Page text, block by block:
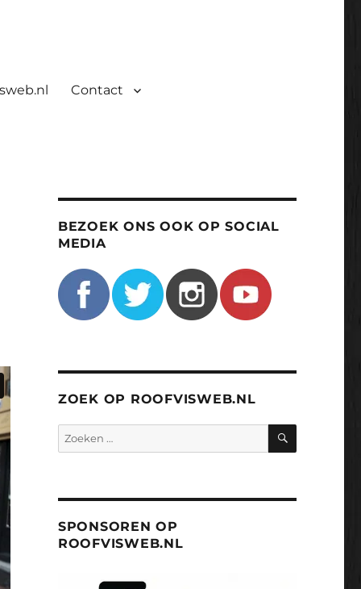
Contact
BEZOEK ONS OOK OP SOCIAL
MEDIA
ZOEK OP ROOFVISWEB.NL
Zoeken
naar:
ZOEKEN
SPONSOREN OP
ROOFVISWEB.NL